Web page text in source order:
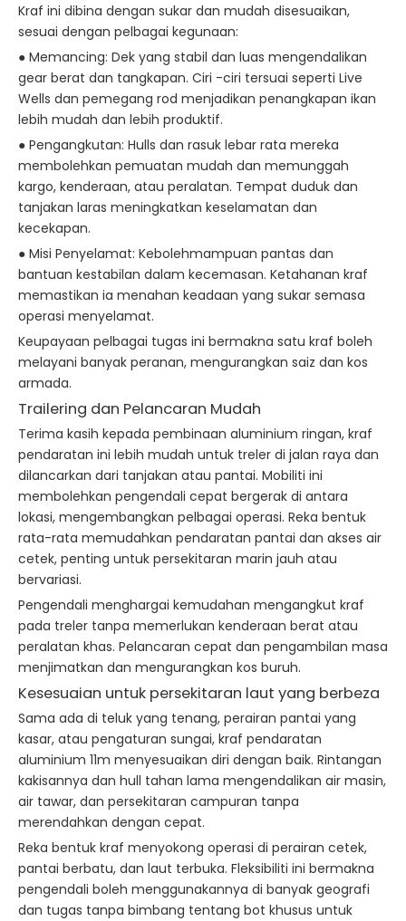
Kraf ini dibina dengan sukar dan mudah disesuaikan,
sesuai dengan pelbagai kegunaan:
● Memancing: Dek yang stabil dan luas mengendalikan
gear berat dan tangkapan. Ciri -ciri tersuai seperti Live
Wells dan pemegang rod menjadikan penangkapan ikan
lebih mudah dan lebih produktif.
● Pengangkutan: Hulls dan rasuk lebar rata mereka
membolehkan pemuatan mudah dan memunggah
kargo, kenderaan, atau peralatan. Tempat duduk dan
tanjakan laras meningkatkan keselamatan dan
kecekapan.
● Misi Penyelamat: Kebolehmampuan pantas dan
bantuan kestabilan dalam kecemasan. Ketahanan kraf
memastikan ia menahan keadaan yang sukar semasa
operasi menyelamat.
Keupayaan pelbagai tugas ini bermakna satu kraf boleh
melayani banyak peranan, mengurangkan saiz dan kos
armada.
Trailering dan Pelancaran Mudah
Terima kasih kepada pembinaan aluminium ringan, kraf
pendaratan ini lebih mudah untuk treler di jalan raya dan
dilancarkan dari tanjakan atau pantai. Mobiliti ini
membolehkan pengendali cepat bergerak di antara
lokasi, mengembangkan pelbagai operasi. Reka bentuk
rata-rata memudahkan pendaratan pantai dan akses air
cetek, penting untuk persekitaran marin jauh atau
bervariasi.
Pengendali menghargai kemudahan mengangkut kraf
pada treler tanpa memerlukan kenderaan berat atau
peralatan khas. Pelancaran cepat dan pengambilan masa
menjimatkan dan mengurangkan kos buruh.
Kesesuaian untuk persekitaran laut yang berbeza
Sama ada di teluk yang tenang, perairan pantai yang
kasar, atau pengaturan sungai, kraf pendaratan
aluminium 11m menyesuaikan diri dengan baik. Rintangan
kakisannya dan hull tahan lama mengendalikan air masin,
air tawar, dan persekitaran campuran tanpa
merendahkan dengan cepat.
Reka bentuk kraf menyokong operasi di perairan cetek,
pantai berbatu, dan laut terbuka. Fleksibiliti ini bermakna
pengendali boleh menggunakannya di banyak geografi
dan tugas tanpa bimbang tentang bot khusus untuk